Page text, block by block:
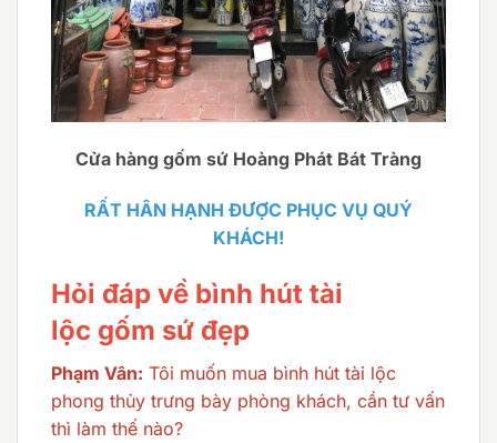
Cửa hàng gốm sứ Hoàng Phát Bát Tràng
RẤT HÂN HẠNH ĐƯỢC PHỤC VỤ QUÝ
KHÁCH!
Hỏi đáp về bình hút tài
lộc gốm sứ đẹp
Phạm Vân: Tôi muốn mua bình hút tài lộc
phong thủy trưng bày phòng khách, cần tư vấn
thì làm thế nào?